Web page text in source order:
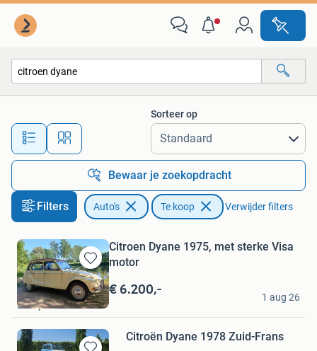
Alle afstanden…
Sorteer op
Bewaar je zoekopdracht
Filters Auto's Te koop Verwijder filters
Bewaren
in
Mijn
Favorieten
Citroen Dyane 1975, met sterke Visa
motor
€ 6.200,-
HvB
Liempde
1 aug 26
Citroën Dyane 1978 Zuid-Frans